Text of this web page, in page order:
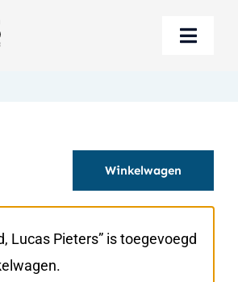
Toggle
Winkelwagen
Lucas Pieters” is toegevoegd